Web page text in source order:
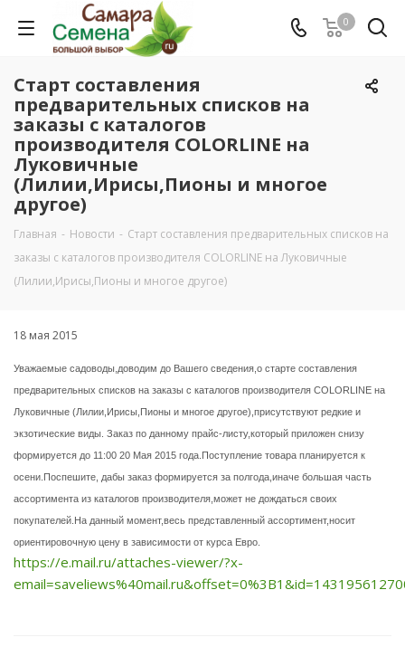
0
Cтарт составления
предварительных списков на
заказы с каталогов
производителя COLORLINE на
Луковичные
(Лилии,Ирисы,Пионы и многое
другое)
Главная - Новости - Cтарт составления предварительных списков на
заказы с каталогов производителя COLORLINE на Луковичные
(Лилии,Ирисы,Пионы и многое другое)
18 мая 2015
Уважаемые садоводы,доводим до Вашего сведения,о старте составления
предварительных списков на заказы с каталогов производителя COLORLINE на
Луковичные (Лилии,Ирисы,Пионы и многое другое),присутствуют редкие и
экзотические виды. Заказ по данному прайс-листу,который приложен снизу
формируется до 11:00 20 Мая 2015 года.Поступление товара планируется к
осени.Поспешите, дабы заказ формируется за полгода,иначе большая часть
ассортимента из каталогов производителя,может не дождаться своих
покупателей.На данный момент,весь представленный ассортимент,носит
ориентировочную цену в зависимости от курса Евро.
https://e.mail.ru/attaches-viewer/?x-